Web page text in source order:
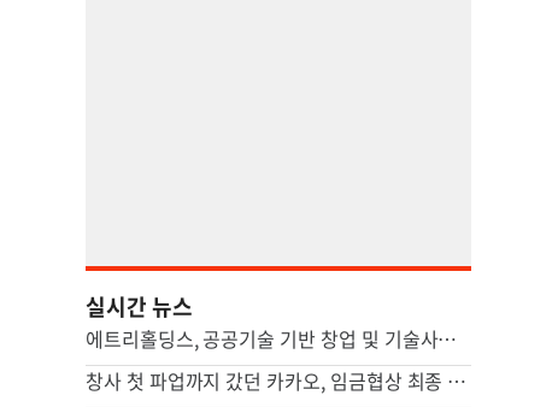
실시간 뉴스
에트리홀딩스, 공공기술 기반 창업 및 기술사업화 촉진 지원
창사 첫 파업까지 갔던 카카오, 임금협상 최종 타결…6.3% 인상